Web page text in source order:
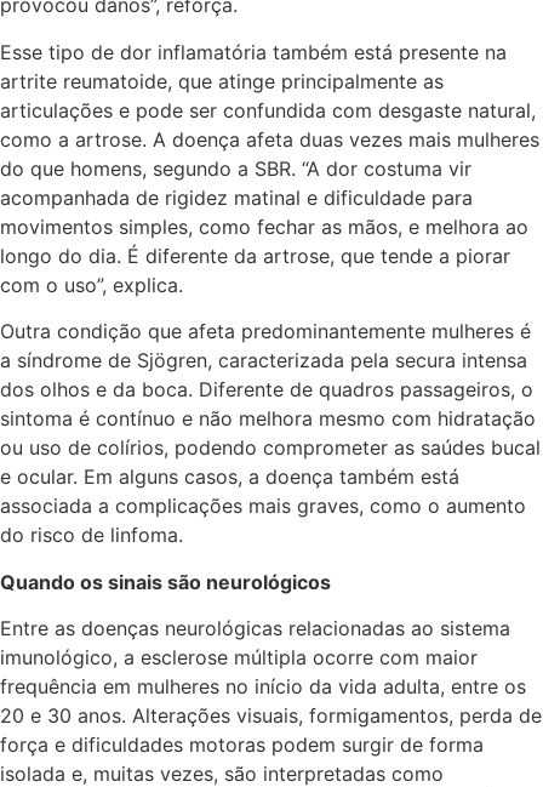
provocou danos”, reforça.
Esse tipo de dor inflamatória também está presente na
artrite reumatoide, que atinge principalmente as
articulações e pode ser confundida com desgaste natural,
como a artrose. A doença afeta duas vezes mais mulheres
do que homens, segundo a SBR. “A dor costuma vir
acompanhada de rigidez matinal e dificuldade para
movimentos simples, como fechar as mãos, e melhora ao
longo do dia. É diferente da artrose, que tende a piorar
com o uso”, explica.
Outra condição que afeta predominantemente mulheres é
a síndrome de Sjögren, caracterizada pela secura intensa
dos olhos e da boca. Diferente de quadros passageiros, o
sintoma é contínuo e não melhora mesmo com hidratação
ou uso de colírios, podendo comprometer as saúdes bucal
e ocular. Em alguns casos, a doença também está
associada a complicações mais graves, como o aumento
do risco de linfoma.
Quando os sinais são neurológicos
Entre as doenças neurológicas relacionadas ao sistema
imunológico, a esclerose múltipla ocorre com maior
frequência em mulheres no início da vida adulta, entre os
20 e 30 anos. Alterações visuais, formigamentos, perda de
força e dificuldades motoras podem surgir de forma
isolada e, muitas vezes, são interpretadas como